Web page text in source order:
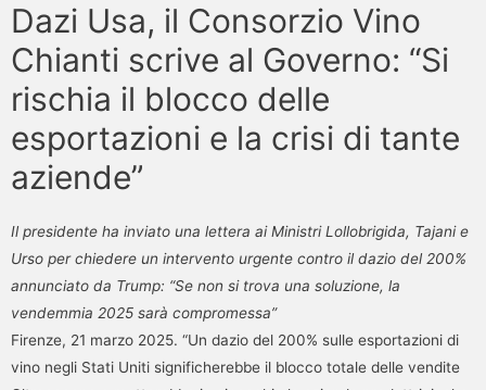
Dazi Usa, il Consorzio Vino
Chianti scrive al Governo: “Si
rischia il blocco delle
esportazioni e la crisi di tante
aziende”
Il presidente ha inviato una lettera ai Ministri Lollobrigida, Tajani e
Urso per chiedere un intervento urgente contro il dazio del 200%
annunciato da Trump: “Se non si trova una soluzione, la
vendemmia 2025 sarà compromessa”
Firenze, 21 marzo 2025. “Un dazio del 200% sulle esportazioni di
vino negli Stati Uniti significherebbe il blocco totale delle vendite